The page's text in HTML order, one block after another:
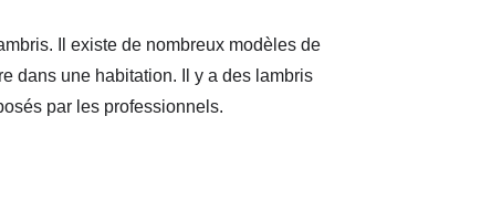
Il existe de nombreux modèles de
dans une habitation. Il y a des lambris
par les professionnels.